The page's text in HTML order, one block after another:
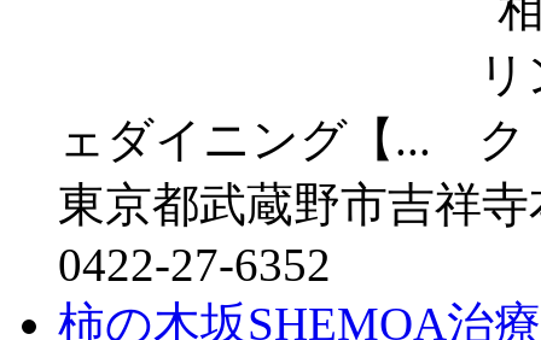
ェダイニング【...
東京都武蔵野市吉祥
0422-27-6352
柿の木坂SHEMOA治